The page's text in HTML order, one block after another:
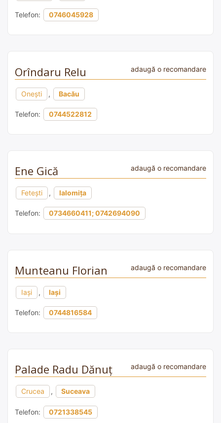
Telefon: 0746045928
Orîndaru Relu adaugă o recomandare
Onești , Bacău
Telefon: 0744522812
Ene Gică adaugă o recomandare
Fetești , Ialomița
Telefon: 0734660411; 0742694090
Munteanu Florian adaugă o recomandare
Iași , Iași
Telefon: 0744816584
Palade Radu Dănuț adaugă o recomandare
Crucea , Suceava
Telefon: 0721338545